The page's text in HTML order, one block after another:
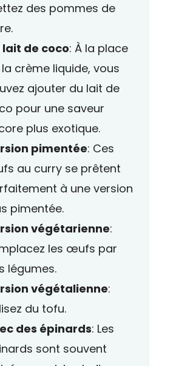
des pommes de
lait de coco: À la place
crème liquide, vous
ajouter du lait de
pour une saveur
plus exotique.
pimentée: Ces
au curry se prêtent
à une version
pimentée.
végétarienne:
les œufs par
légumes.
végétalienne:
du tofu.
des épinards: Les
sont souvent